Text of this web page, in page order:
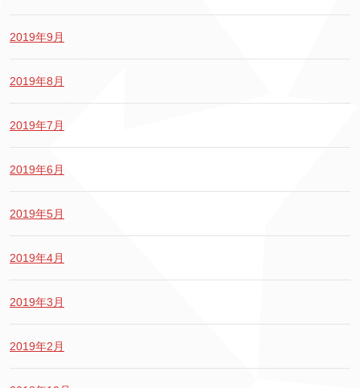
2019年9月
2019年8月
2019年7月
2019年6月
2019年5月
2019年4月
2019年3月
2019年2月